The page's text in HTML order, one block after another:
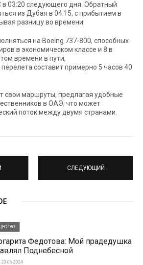
в 03:20 следующего дня. Обратный
из Дубая в 04:15, с прибытием в
разницу во времени.
на Boeing 737-800, способных
в экономическом классе и 8 в
времени в пути,
составит примерно 5 часов 40
свои маршруты, предлагая удобные
в ОАЭ, что может
поток между двумя странами.
СЛЕДУЮЩИЙ
Федотова: Мой прадедушка
Поднебесной
23-06-2024